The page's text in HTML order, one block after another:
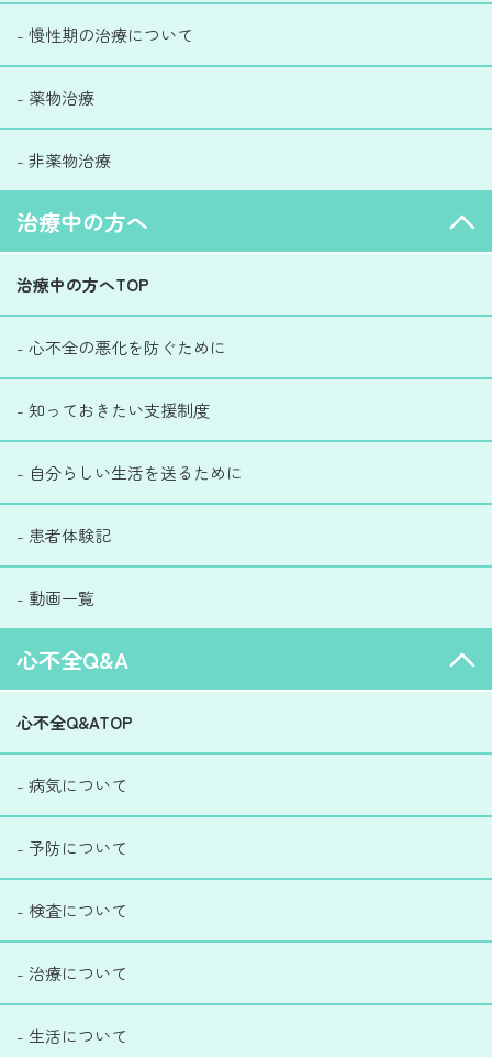
- 慢性期の治療について
- 薬物治療
- 非薬物治療
治療中の方へ
治療中の方へTOP
- 心不全の悪化を防ぐために
- 知っておきたい支援制度
- 自分らしい生活を送るために
- 患者体験記
- 動画一覧
心不全Q&A
心不全Q&ATOP
- 病気について
- 予防について
- 検査について
- 治療について
- 生活について